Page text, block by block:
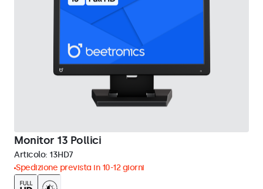
Monitor 13 Pollici
Articolo: 13HD7
Spedizione prevista in 10-12 giorni